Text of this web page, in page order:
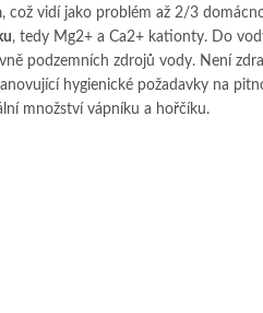
, což vidí jako problém až 2/3
, tedy Mg2+ a Ca2+ kationty. Do
podzemních zdrojů vody. Není
hygienické požadavky na
množství vápníku a hořčíku.